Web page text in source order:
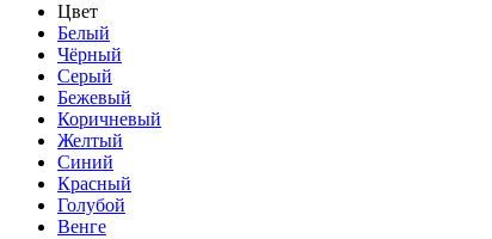
Цвет
Белый
Чёрный
Серый
Бежевый
Коричневый
Желтый
Синий
Красный
Голубой
Венге